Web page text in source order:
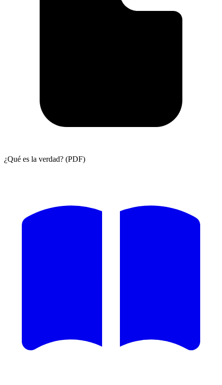
¿Qué es la verdad? (PDF)